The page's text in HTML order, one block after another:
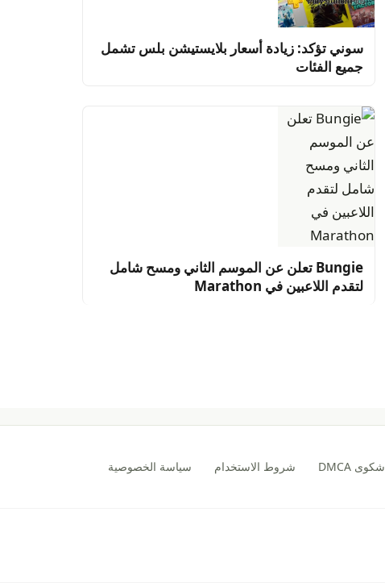
سوني تؤكد: زيادة أسعار بلايستيشن بلس تشمل
جميع الفئات
Bungie تعلن عن الموسم الثاني ومسح شامل
لتقدم اللاعبين في Marathon
شكوى DMCA شروط الاستخدام سياسة الخصوصية